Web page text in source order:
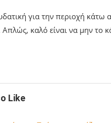
για την περιοχή
καλό είναι να μην το
Like